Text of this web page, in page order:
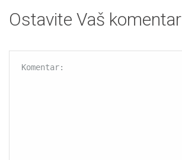
Ostavite Vaš komentar